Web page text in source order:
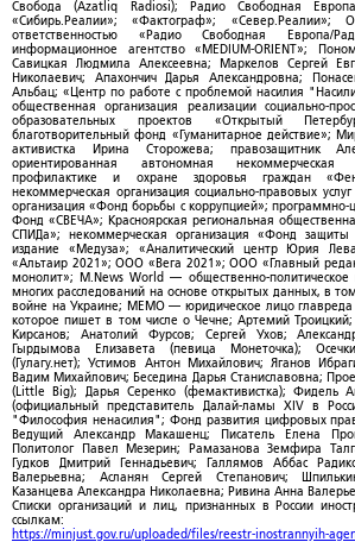
Свобода (Azatliq Radiosi); Радио Свободная
«Сибирь.Реалии»; «Фактограф»; «Север.Реалии»;
ответственностью «Радио Свободная Европа/
информационное агентство «MEDIUM-ORIENT»;
Савицкая Людмила Алексеевна; Маркелов Сергей
Николаевич; Апахончич Дарья Александровна;
Альбац; «Центр по работе с проблемой насилия
общественная организация реализации социально-
образовательных проектов «Открытый
благотворительный фонд «Гуманитарное действие»;
активистка Ирина Сторожева; правозащитник
ориентированная автономная некоммерческая
профилактике и охране здоровья граждан
некоммерческая организация социально-правовых
организация «Фонд борьбы с коррупцией»; программно-
Фонд «СВЕЧА»; Красноярская региональная
СПИДа»; некоммерческая организация «Фонд защиты
издание «Медуза»; «Аналитический центр Юрия
«Альтаир 2021»; ООО «Вега 2021»; ООО «Главный
монолит»; M.News World — общественно-
многих расследований на основе открытых данных, в
войне на Украине; МЕМО — юридическое лицо главреда
которое пишет в том числе о Чечне; Артемий
Кирсанов; Анатолий Фурсов; Сергей Ухов;
Гырдымова Елизавета (певица Монеточка);
(Гулагу.нет); Устимов Антон Михайлович; Яганов
Вадим Михайлович; Беседина Дарья Станиславовна;
(Little Big); Дарья Серенко (фемактивистка); Фидель
(официальный представитель Далай-ламы XIV в
"Философия ненасилия"; Фонд развития цифровых
Ведущий Александр Макашенц; Писатель Елена
Политолог Павел Мезерин; Рамазанова Земфира
Гудков Дмитрий Геннадьевич; Галлямов Аббас
Валерьевна; Асланян Сергей Степанович;
Казанцева Александра Николаевна; Ривина Анна
Списки организаций и лиц, признанных в России
ссылкам:
https://minjust.gov.ru/uploaded/files/reestr-inostrannyih-